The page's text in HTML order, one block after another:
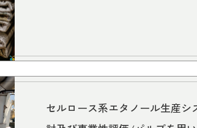
セルロース系エタノール生産